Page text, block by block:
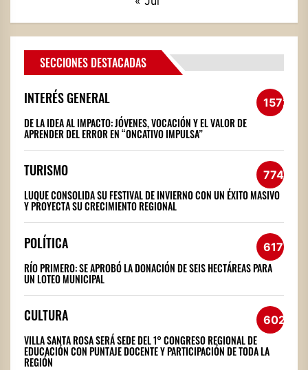
SECCIONES DESTACADAS
INTERÉS GENERAL 1572
DE LA IDEA AL IMPACTO: JÓVENES, VOCACIÓN Y EL VALOR DE
APRENDER DEL ERROR EN “ONCATIVO IMPULSA”
TURISMO 774
LUQUE CONSOLIDA SU FESTIVAL DE INVIERNO CON UN ÉXITO MASIVO
Y PROYECTA SU CRECIMIENTO REGIONAL
POLÍTICA 617
RÍO PRIMERO: SE APROBÓ LA DONACIÓN DE SEIS HECTÁREAS PARA
UN LOTEO MUNICIPAL
CULTURA 602
VILLA SANTA ROSA SERÁ SEDE DEL 1° CONGRESO REGIONAL DE
EDUCACIÓN CON PUNTAJE DOCENTE Y PARTICIPACIÓN DE TODA LA
REGIÓN